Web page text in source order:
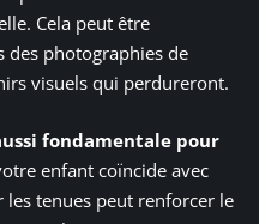
Cela peut être
photographies de
visuels qui perdureront.
fondamentale pour
enfant coïncide avec
tenues peut renforcer le